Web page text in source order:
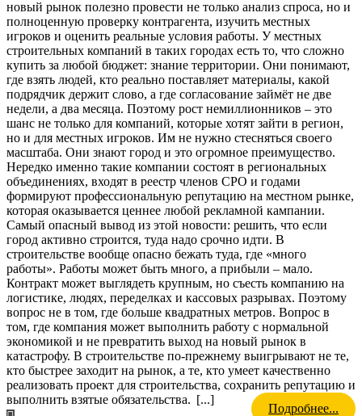
новый рынок полезно провести не только анализ спроса, но и
полноценную проверку контрагента, изучить местных
игроков и оценить реальные условия работы. У местных
строительных компаний в таких городах есть то, что сложно
купить за любой бюджет: знание территории. Они понимают,
где взять людей, кто реально поставляет материалы, какой
подрядчик держит слово, а где согласование займёт не две
недели, а два месяца. Поэтому рост немиллионников – это
шанс не только для компаний, которые хотят зайти в регион,
но и для местных игроков. Им не нужно стесняться своего
масштаба. Они знают город и это огромное преимущество.
Нередко именно такие компании состоят в региональных
объединениях, входят в реестр членов СРО и годами
формируют профессиональную репутацию на местном рынке,
которая оказывается ценнее любой рекламной кампании.
Самый опасный вывод из этой новости: решить, что если
город активно строится, туда надо срочно идти. В
строительстве вообще опасно бежать туда, где «много
работы». Работы может быть много, а прибыли – мало.
Контракт может выглядеть крупным, но съесть компанию на
логистике, людях, переделках и кассовых разрывах. Поэтому
вопрос не в том, где больше квадратных метров. Вопрос в
том, где компания может выполнить работу с нормальной
экономикой и не превратить выход на новый рынок в
катастрофу. В строительстве по-прежнему выигрывают не те,
кто быстрее заходит на рынок, а те, кто умеет качественно
реализовать проект для строительства, сохранить репутацию и
выполнить взятые обязательства. [...]
Подробнее...